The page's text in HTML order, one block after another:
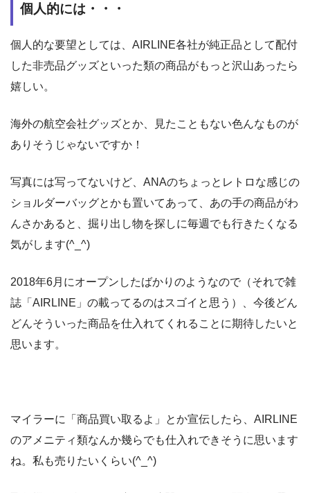
個人的には・・・
個人的な要望としては、AIRLINE各社が純正品として配付
した非売品グッズといった類の商品がもっと沢山あったら
嬉しい。
海外の航空会社グッズとか、見たこともない色んなものが
ありそうじゃないですか！
写真には写ってないけど、ANAのちょっとレトロな感じの
ショルダーバッグとかも置いてあって、あの手の商品がわ
んさかあると、掘り出し物を探しに毎週でも行きたくなる
気がします(^_^)
2018年6月にオープンしたばかりのようなので（それで雑
誌「AIRLINE」の載ってるのはスゴイと思う）、今後どん
どんそういった商品を仕入れてくれることに期待したいと
思います。
マイラーに「商品買い取るよ」とか宣伝したら、AIRLINE
のアメニティ類なんか幾らでも仕入れできそうに思います
ね。私も売りたいくらい(^_^)